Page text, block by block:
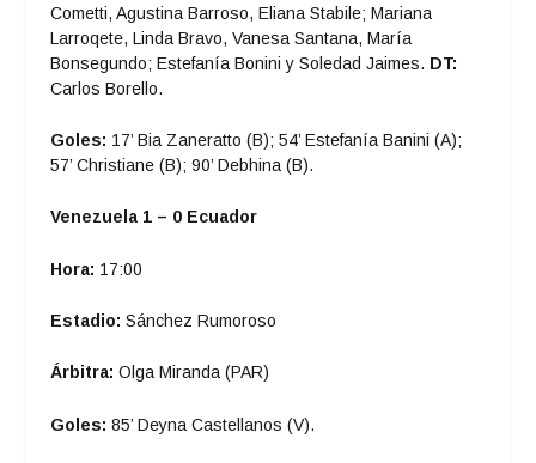
Cometti, Agustina Barroso, Eliana Stabile; Mariana
Larroqete, Linda Bravo, Vanesa Santana, María
Bonsegundo; Estefanía Bonini y Soledad Jaimes. DT:
Carlos Borello.
Goles: 17’ Bia Zaneratto (B); 54’ Estefanía Banini (A);
57’ Christiane (B); 90’ Debhina (B).
Venezuela 1 – 0 Ecuador
Hora: 17:00
Estadio:Sánchez Rumoroso
Árbitra:Olga Miranda (PAR)
Goles:85’ Deyna Castellanos (V).